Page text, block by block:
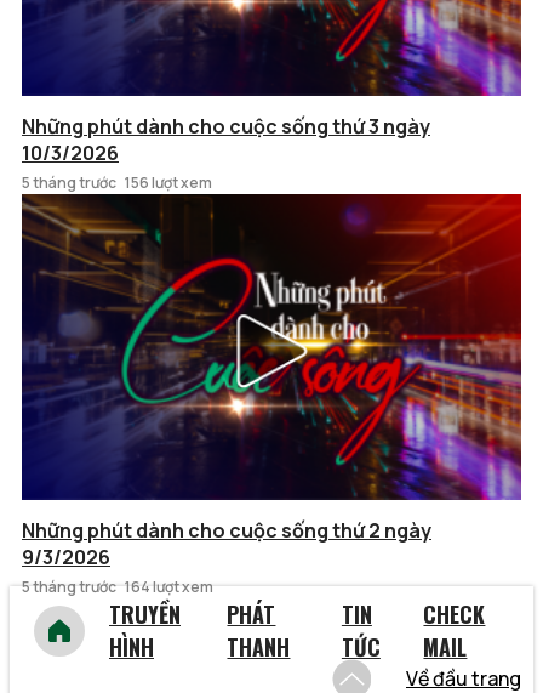
Những phút dành cho cuộc sống thứ 3 ngày
10/3/2026
5 tháng trước 156 lượt xem
Những phút dành cho cuộc sống thứ 2 ngày
9/3/2026
5 tháng trước 164 lượt xem
TRUYỀN
HÌNH
PHÁT
THANH
TIN
TỨC
CHECK
MAIL
Về đầu trang